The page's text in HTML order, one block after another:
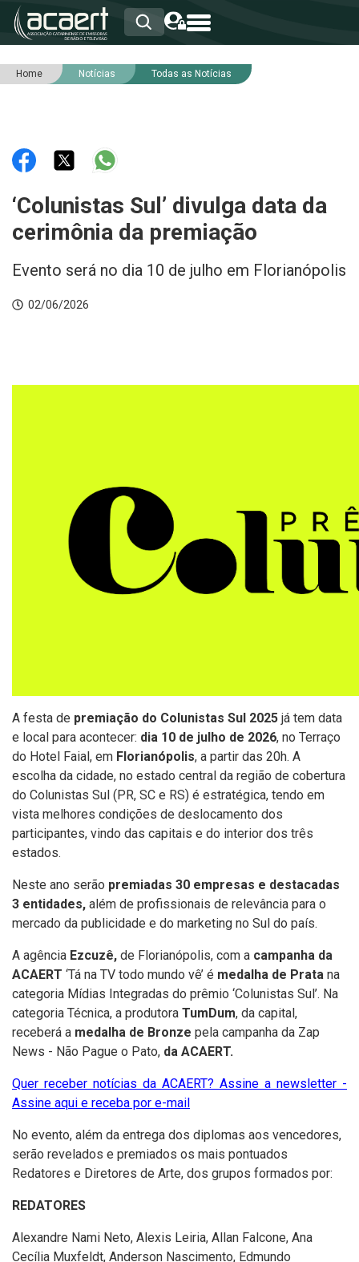
HOME
RNA
NOTÍCIAS
SERVIÇOS
INTEGRIDADE
Home Notícias Todas as Notícias
‘Colunistas Sul’ divulga data da
cerimônia da premiação
Evento será no dia 10 de julho em Florianópolis
02/06/2026
A festa de premiação do Colunistas Sul 2025 já tem data
e local para acontecer: dia 10 de julho de 2026, no Terraço
do Hotel Faial, em Florianópolis, a partir das 20h. A
escolha da cidade, no estado central da região de cobertura
do Colunistas Sul (PR, SC e RS) é estratégica, tendo em
vista melhores condições de deslocamento dos
participantes, vindo das capitais e do interior dos três
estados.
Neste ano serão premiadas 30 empresas e destacadas
3 entidades, além de profissionais de relevância para o
mercado da publicidade e do marketing no Sul do país.
A agência Ezcuzê, de Florianópolis, com a campanha da
ACAERT ‘Tá na TV todo mundo vê’ é medalha de Prata na
categoria Mídias Integradas do prêmio ‘Colunistas Sul’. Na
categoria Técnica, a produtora TumDum, da capital,
receberá a medalha de Bronze pela campanha da Zap
News - Não Pague o Pato, da ACAERT.
Quer receber notícias da ACAERT? Assine a newsletter -
Assine aqui e receba por e-mail
No evento, além da entrega dos diplomas aos vencedores,
serão revelados e premiados os mais pontuados
Redatores e Diretores de Arte, dos grupos formados por:
REDATORES
Alexandre Nami Neto, Alexis Leiria, Allan Falcone, Ana
Cecília Muxfeldt, Anderson Nascimento, Edmundo